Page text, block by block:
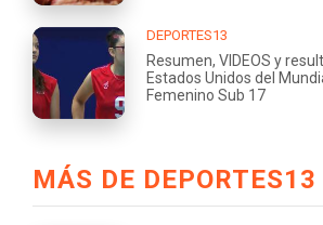
DEPORTES13
Resumen, VIDEOS y
Estados Unidos del
Femenino Sub 17
MÁS DE DEPORTES13